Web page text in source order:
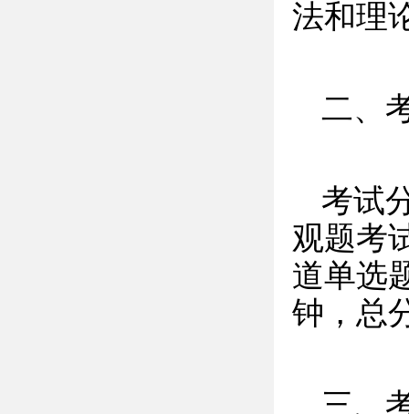
法和理
二、
考试
观题考
道单选
钟，总
三、